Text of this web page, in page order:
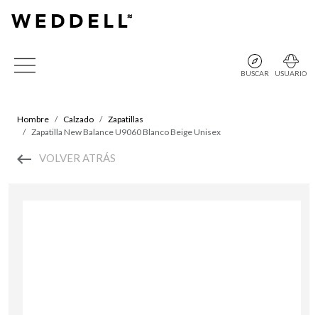
BUSCAR USUARIO
Hombre Calzado
Zapatillas
Zapatilla New Balance U9060 Blanco Beige Unisex
VOLVER ATRÁS